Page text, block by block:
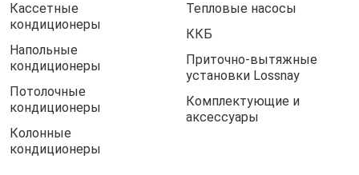
Кассетные
кондиционеры
Напольные
кондиционеры
Потолочные
кондиционеры
Колонные
кондиционеры
Тепловые насосы
ККБ
Приточно-вытяжные
установки Lossnay
Комплектующие и
аксессуары